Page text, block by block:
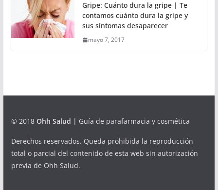
Gripe: Cuánto dura la gripe | Te
contamos cuánto dura la gripe y
sus síntomas desaparecer
mayo 7, 2017
© 2018 Ohh Salud | Guía de parafarmacia y cosmética
Derechos reservados. Queda prohibida la reproducción
total o parcial del contenido de esta web sin autorización
previa de Ohh Salud.